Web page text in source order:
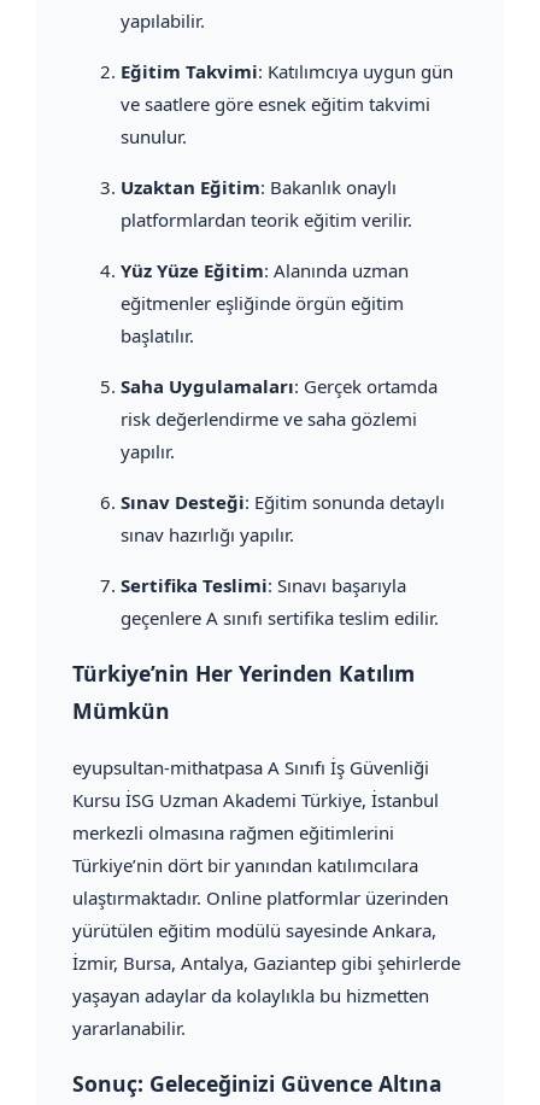
yapılabilir.
Eğitim Takvimi: Katılımcıya uygun gün
ve saatlere göre esnek eğitim takvimi
sunulur.
Uzaktan Eğitim: Bakanlık onaylı
platformlardan teorik eğitim verilir.
Yüz Yüze Eğitim: Alanında uzman
eğitmenler eşliğinde örgün eğitim
başlatılır.
Saha Uygulamaları: Gerçek ortamda
risk değerlendirme ve saha gözlemi
yapılır.
Sınav Desteği: Eğitim sonunda detaylı
sınav hazırlığı yapılır.
Sertifika Teslimi: Sınavı başarıyla
geçenlere A sınıfı sertifika teslim edilir.
Türkiye’nin Her Yerinden Katılım
Mümkün
eyupsultan-mithatpasa A Sınıfı İş Güvenliği
Kursu İSG Uzman Akademi Türkiye, İstanbul
merkezli olmasına rağmen eğitimlerini
Türkiye’nin dört bir yanından katılımcılara
ulaştırmaktadır. Online platformlar üzerinden
yürütülen eğitim modülü sayesinde Ankara,
İzmir, Bursa, Antalya, Gaziantep gibi şehirlerde
yaşayan adaylar da kolaylıkla bu hizmetten
yararlanabilir.
Sonuç: Geleceğinizi Güvence Altına